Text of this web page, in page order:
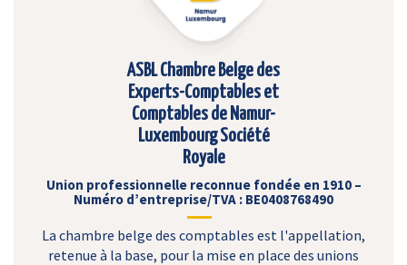
ASBL Chambre Belge des
Experts-Comptables et
Comptables de Namur-
Luxembourg Société
Royale
Union professionnelle reconnue fondée en 1910 –
Numéro d’entreprise/TVA : BE0408768490
La chambre belge des comptables est l'appellation,
retenue à la base, pour la mise en place des unions